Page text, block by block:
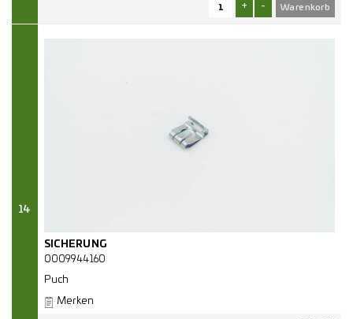
+ -
14
SICHERUNG
0009944160
Puch
Merken